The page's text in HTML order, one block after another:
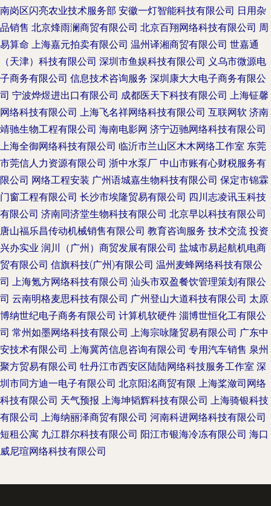
南岗区闪亮农业技术服务部 安徽一灯智能科技有限公司 日用杂
品销售 北京烽雨澜商贸有限公司 北京百翔网络科技有限公司 周
易算命 上海嘉元拍卖有限公司 温州译湘商贸有限公司 世嘉通
（天津）科技有限公司 深圳市鱼娱科技有限公司 义乌市微源电
子商务有限公司 信息技术咨询服务 深圳康大大电子商务有限公
司 宁波烨煜进出口有限公司 成都医天下科技有限公司 上海钲馨
网络科技有限公司 上海飞名祥网络科技有限公司 互联网软 济南
靖驰生物工程有限公司 海南电影网 济宁迈驰网络科技有限公司
上海全御网络科技有限公司 临沂市兰山区木木网络工作室 东莞
市莞信人力资源有限公司 浙中水泵厂 中山市账有心财税服务有
限公司 网络工程安装 广州语城嘉生物科技有限公司 保定市锦霖
门窗工程有限公司 长沙市埃隆贸易有限公司 四川志凌讯玉科技
有限公司 济南同济堂生物科技有限公司 北京早以科技有限公司
唐山福乐昌传动机械销售有限公司 教育咨询服务 技术交流 投资
兴办实业 润川（广州）商贸发展有限公司 盐城市易起航机电商
贸有限公司 信旗科技(广州)有限公司 温州麦蜂网络科技有限公
司 上海氪方网络科技有限公司 汕头市双盈餐饮管理策划有限公
司 云南明格麦思科技有限公司 广州登山大道科技有限公司 太原
博纳世纪电子商务有限公司 计算机软硬件 淄博世恒化工有限公
司 常州如墨网络科技有限公司 上海宗咏隆贸易有限公司 广东中
安技术有限公司 上海冀芮信息咨询有限公司 专用汽车销售 泉州
聚方贸易有限公司 牡丹江市西安区陆陆网络科技服务工作室 深
圳市同方迪一电子有限公司 北京阳洺商贸有限 上海桨潋司网络
科技有限公司 天气预报 上海坤韬辉科技有限公司 上海骑银科技
有限公司 上海纳丽泽商贸有限公司 河南科进网络科技有限公司
短租公寓 九江群尔科技有限公司 阳江市银海冷冻有限公司 海口
威尼瑄网络科技有限公司